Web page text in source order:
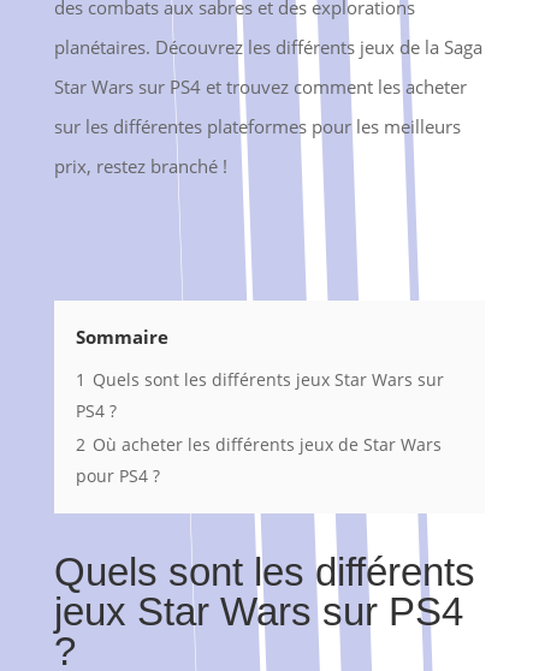
des combats aux sabres et des explorations
planétaires. Découvrez les différents jeux de la Saga
Star Wars sur PS4 et trouvez comment les acheter
sur les différentes plateformes pour les meilleurs
prix, restez branché !
Sommaire
1 Quels sont les différents jeux Star Wars sur
PS4 ?
2 Où acheter les différents jeux de Star Wars
pour PS4 ?
Quels sont les différents
jeux Star Wars sur PS4
?